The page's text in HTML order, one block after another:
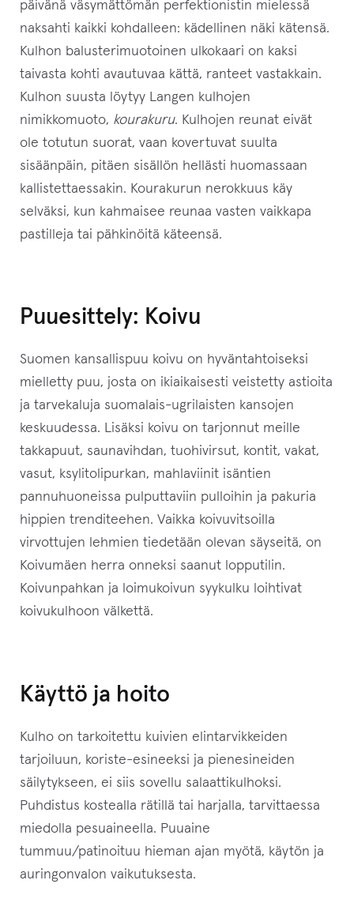
t
a
l
l
e
.
päivänä väsymättömän perfektionistin mielessä
naksahti kaikki kohdalleen: kädellinen näki kätensä.
Kulhon balusterimuotoinen ulkokaari on kaksi
taivasta kohti avautuvaa kättä, ranteet vastakkain.
Kulhon suusta löytyy Langen kulhojen
nimikkomuoto, kourakuru. Kulhojen reunat eivät
ole totutun suorat, vaan kovertuvat suulta
sisäänpäin, pitäen sisällön hellästi huomassaan
kallistettaessakin. Kourakurun nerokkuus käy
selväksi, kun kahmaisee reunaa vasten vaikkapa
pastilleja tai pähkinöitä käteensä.
Puuesittely: Koivu
Suomen kansallispuu koivu on hyväntahtoiseksi
mielletty puu, josta on ikiaikaisesti veistetty astioita
ja tarvekaluja suomalais-ugrilaisten kansojen
keskuudessa. Lisäksi koivu on tarjonnut meille
takkapuut, saunavihdan, tuohivirsut, kontit, vakat,
vasut, ksylitolipurkan, mahlaviinit isäntien
pannuhuoneissa pulputtaviin pulloihin ja pakuria
hippien trenditeehen. Vaikka koivuvitsoilla
virvottujen lehmien tiedetään olevan säyseitä, on
Koivumäen herra onneksi saanut lopputilin.
Koivunpahkan ja loimukoivun syykulku loihtivat
koivukulhoon välkettä.
Käyttö ja hoito
Kulho on tarkoitettu kuivien elintarvikkeiden
tarjoiluun, koriste-esineeksi ja pienesineiden
säilytykseen, ei siis sovellu salaattikulhoksi.
Puhdistus kostealla rätillä tai harjalla, tarvittaessa
miedolla pesuaineella. Puuaine
tummuu/patinoituu hieman ajan myötä, käytön ja
auringonvalon vaikutuksesta.